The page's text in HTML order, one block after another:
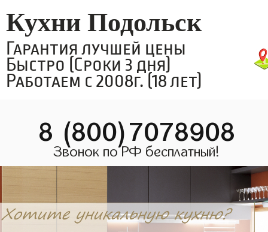
Кухни Подольск
Гарантия лучшей цены
Быстро (Сроки 3 дня)
Работаем с 2008г. (18 лет)
8 (800)7078908
Звонок по РФ бесплатный!